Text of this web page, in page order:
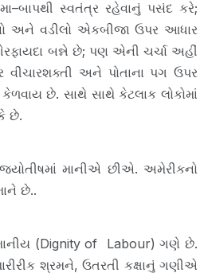
સ્વતંત્ર રહેવાનું પસંદ કરે;
અને વડીલો એકબીજા ઉપર આધાર
બન્ને છે; પણ એની ચર્ચા અહીં
વીચારશક્તી અને પોતાના પગ ઉપર
છે. સાથે સાથે કેટલાક લોકોમાં
છે.
માનીએ છીએ. અમેરીકનો
છે..
(Dignity of Labour) ગણે છે.
શ્રમને, ઉતરતી કક્ષાનું ગણીએ